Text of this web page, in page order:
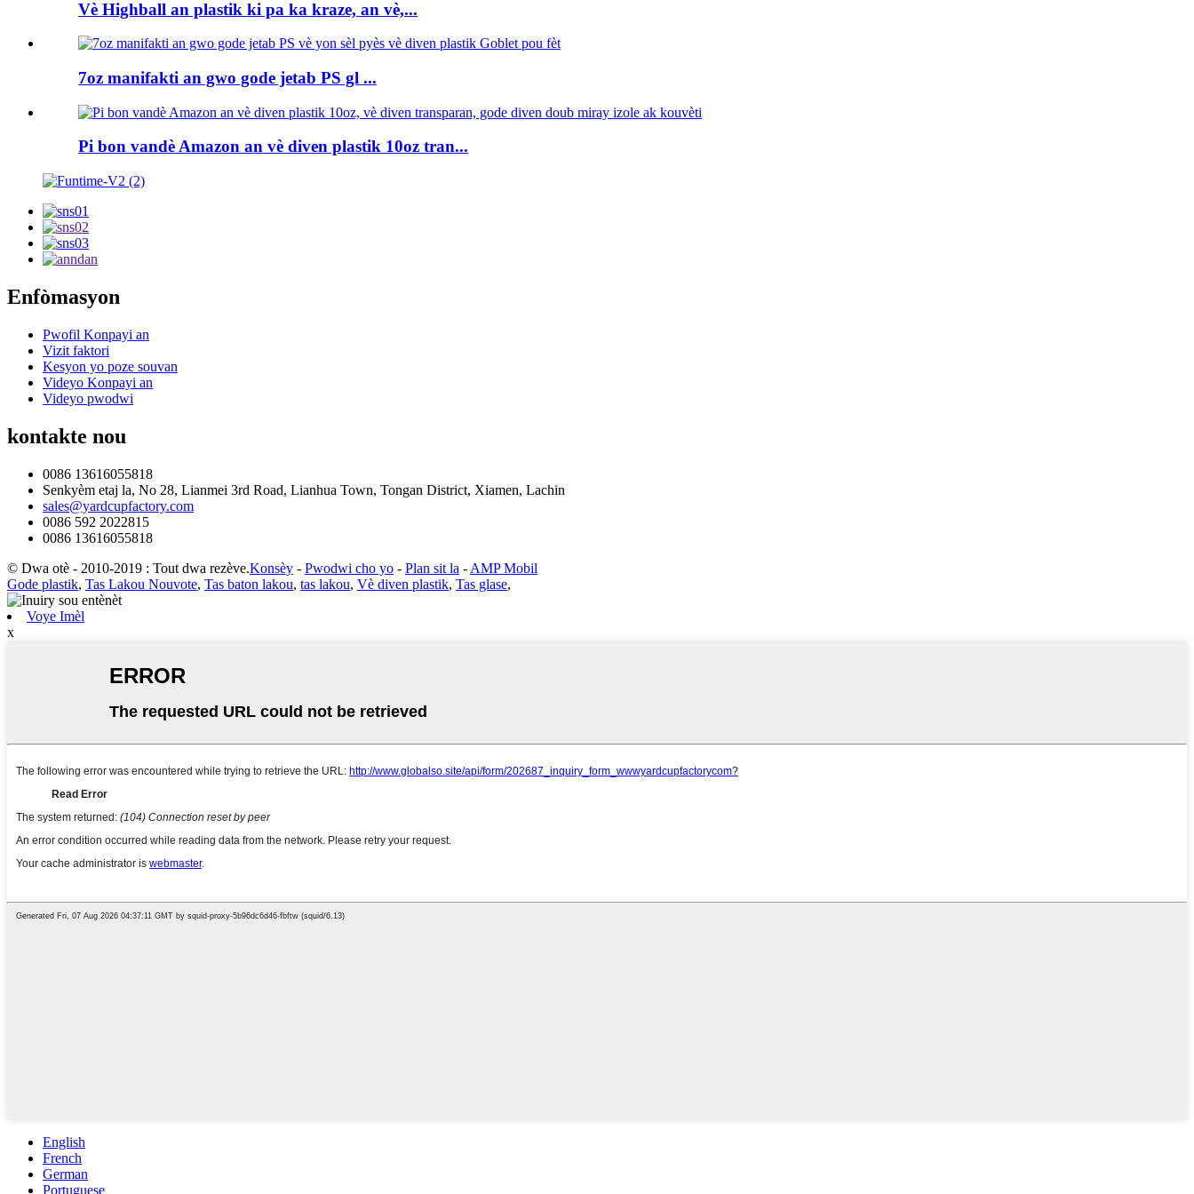
Vè Highball an plastik ki pa ka kraze, an vè,...
7oz manifakti an gwo gode jetab PS gl ...
Pi bon vandè Amazon an vè diven plastik 10oz tran...
Enfòmasyon
Pwofil Konpayi an
Vizit faktori
Kesyon yo poze souvan
Videyo Konpayi an
Videyo pwodwi
kontakte nou
0086 13616055818
Senkyèm etaj la, No 28, Lianmei 3rd Road, Lianhua Town, Tongan District, Xiamen, Lachin
sales@yardcupfactory.com
0086 592 2022815
0086 13616055818
© Dwa otè - 2010-2019 : Tout dwa rezève.Konsèy - Pwodwi cho yo - Plan sit la - AMP Mobil
Gode ​​plastik, Tas Lakou Nouvote, Tas baton lakou, tas lakou, Vè diven plastik, Tas glase,
Voye Imèl
x
English
French
German
Portuguese